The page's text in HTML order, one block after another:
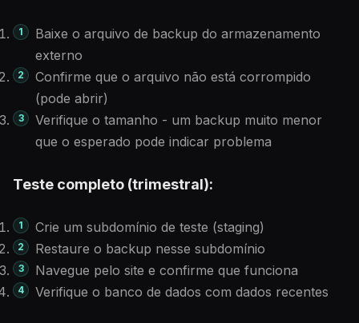
Baixe o arquivo de backup do armazenamento
externo
Confirme que o arquivo não está corrompido
(pode abrir)
Verifique o tamanho - um backup muito menor
que o esperado pode indicar problema
Teste completo (trimestral):
Crie um subdomínio de teste (staging)
Restaure o backup nesse subdomínio
Navegue pelo site e confirme que funciona
Verifique o banco de dados com dados recentes